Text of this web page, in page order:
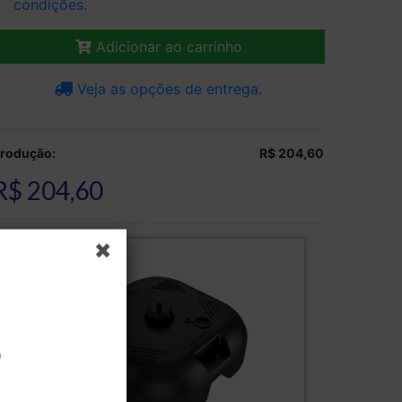
condições.
Adicionar ao carrinho
Veja as opções de entrega.
R$ 204,60
204,60